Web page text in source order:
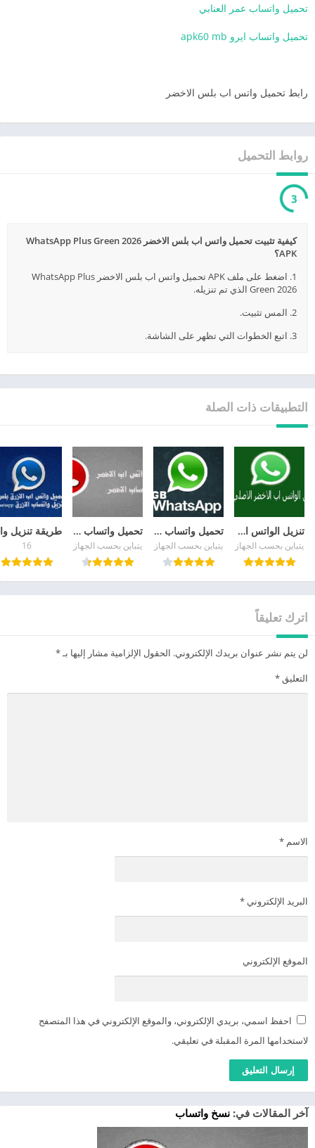
تحميل واتساب عمر العنابي
تحميل واتساب ايرو apk60 mb
رابط تحميل واتس اب بلس الاخضر
روابط التحميل
3
كيفية تثبيت تحميل واتس اب بلس الاخضر WhatsApp Plus Green 2026
APK؟
1. اضغط على ملف APK تحميل واتس اب بلس الاخضر WhatsApp Plus
Green 2026 الذي تم تنزيله.
2. المس تثبيت.
3. اتبع الخطوات التي تظهر على الشاشة.
التطبيقات ذات الصلة
تنزيل الواتس اب الاخضر الاصلي whatsapp apk العادي مجانا
يتباين بحسب الجهاز
تحميل واتساب جي بي الاخضر ضد الحظر Gbwhatsapp
يتباين بحسب الجهاز
تحميل واتساب الاحمر آخر اصدار 2026 WhatsApp Red ضد الحظر
يتباين بحسب الجهاز 16
اترك تعليقاً
لن يتم نشر عنوان بريدك الإلكتروني. الحقول الإلزامية مشار إليها بـ*
التعليق *
الاسم *
البريد الإلكتروني *
الموقع الإلكتروني
احفظ اسمي، بريدي الإلكتروني، والموقع الإلكتروني في هذا المتصفح
لاستخدامها المرة المقبلة في تعليقي.
آخر المقالات في: نسخ واتساب